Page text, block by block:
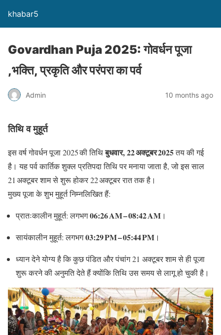
khabar5
Govardhan Puja 2025: गोवर्धन पूजा
,भक्ति, प्रकृति और परंपरा का पर्व
Admin 10 months ago
तिथि व मुहूर्त
इस वर्ष गोवर्धन पूजा 2025 की तिथिबुधवार, 22 अक्टूबर 2025तय की गई
है। यह पर्व कार्तिक शुक्ल प्रतिपदा तिथि पर मनाया जाता है, जो इस साल
21 अक्टूबर शाम से शुरू होकर 22 अक्टूबर रात तक है।
मुख्य पूजा के शुभ मुहूर्त निम्नलिखित हैं:
प्रातःकालीन मुहूर्त: लगभग06:26 AM – 08:42 AM ।
सायंकालीन मुहूर्त: लगभग03:29 PM – 05:44 PM ।
ध्यान देने योग्य है कि कुछ पंडित और पंचांग 21 अक्टूबर शाम से ही पूजा
शुरू करने की अनुमति देते हैं क्योंकि तिथि उस समय से लागू हो चुकी है।